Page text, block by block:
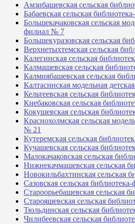
Амзибашевская сельская
Бабаевская сельская
Большекачаковская сельская
филиал № 7
Большекуразовская сельская
Верхнетыхтемская сельская
Калегинская сельская
Калмашевская сельская
Калмиябашевская сельская
Калтасинская модельная
Кельтеевская сельская
Киебаковская сельская
Кокушевская сельская
Краснохолмская сельская
№ 21
Кутеремская сельская
Кучашевская сельская
Малокачаковская сельская
Нижнекачмашевская сельская
Новокильбахтинская сельская
Сазовская сельская
Староорьебашевская сельская
Старояшевская сельская
Тюльдинская сельская
Чилибеевская сельская